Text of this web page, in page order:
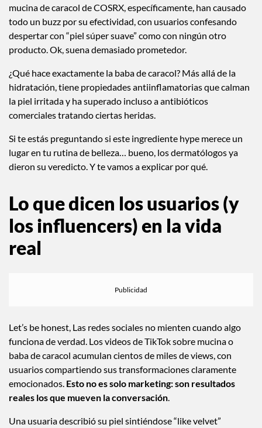
mucina de caracol de COSRX, específicamente, han causado
todo un buzz por su efectividad, con usuarios confesando
despertar con “piel súper suave” como con ningún otro
producto. Ok, suena demasiado prometedor.
¿Qué hace exactamente la baba de caracol? Más allá de la
hidratación, tiene propiedades antiinflamatorias que calman
la piel irritada y ha superado incluso a antibióticos
comerciales tratando ciertas heridas.
Si te estás preguntando si este ingrediente hype merece un
lugar en tu rutina de belleza… bueno, los dermatólogos ya
dieron su veredicto. Y te vamos a explicar por qué.
Lo que dicen los usuarios (y
los influencers) en la vida
real
Let’s be honest, Las redes sociales no mienten cuando algo
funciona de verdad. Los videos de TikTok sobre mucina o
baba de caracol acumulan cientos de miles de views, con
usuarios compartiendo sus transformaciones claramente
emocionados. Esto no es solo marketing: son resultados
reales los que mueven la conversación.
Una usuaria describió su piel sintiéndose “like velvet”